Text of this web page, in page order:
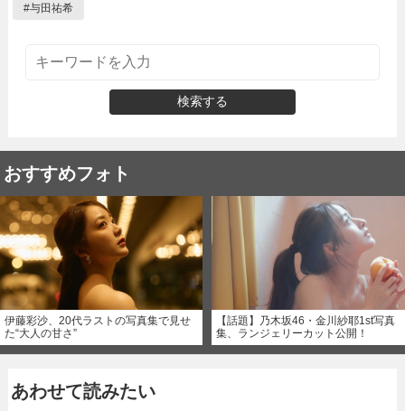
#与田祐希
検索する
おすすめフォト
伊藤彩沙、20代ラストの写真集で見せ
た“大人の甘さ”
【話題】乃木坂46・金川紗耶1st写真
集、ランジェリーカット公開！
あわせて読みたい